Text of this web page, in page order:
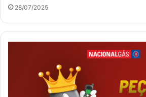
28/07/2025